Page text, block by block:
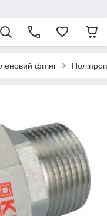
фітінг